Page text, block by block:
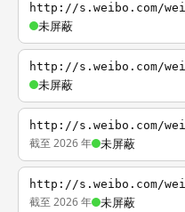
http://s.weibo.com/
未屏蔽
http://s.weibo.com/
未屏蔽
http://s.weibo.com/
截至 2026 年 未屏蔽
http://s.weibo.com/
截至 2026 年 未屏蔽